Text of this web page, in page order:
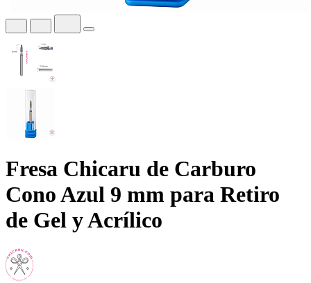
Fresa Chicaru de Carburo
Cono Azul 9 mm para Retiro
de Gel y Acrílico